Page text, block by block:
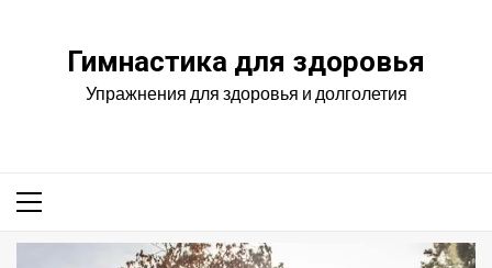
содержимомуГимнастика для здоровья
Упражнения для здоровья и долголетия
Основное